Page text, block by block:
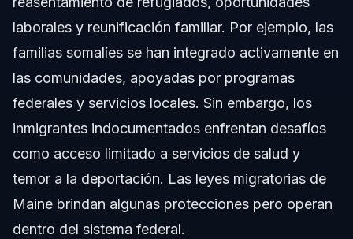
¿Cómo funciona el sistema de tribunales de inmigración
¿Hay cambios recientes en las leyes de inmigración de
Maine que deba conocer?
¿Qué recursos están disponibles para Dreamers en
Fuentes y Referencias
laborales y reunificación familiar. Por ejemplo, las
familias somalíes se han integrado activamente en
las comunidades, apoyadas por programas
federales y servicios locales. Sin embargo, los
inmigrantes indocumentados enfrentan desafíos
como acceso limitado a servicios de salud y
temor a la deportación. Las leyes migratorias de
Maine brindan algunas protecciones pero operan
dentro del sistema federal.